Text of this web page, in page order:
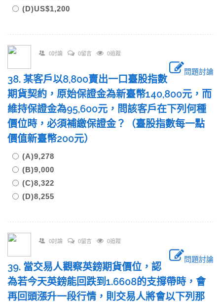
(D)US$1,200
0討論 0留言 0追蹤
問題討論
38. 某客戶以8,800賣出一口臺股指數
期貨契約，原始保證金為新臺幣140,800元，而
維持保證金為95,600元，問該客戶在下列何種
價位時，必須補繳保證金？（臺股指數每一點
價值新臺幣200元）
(A)9,278
(B)9,000
(C)8,322
(D)8,255
0討論 0留言 0追蹤
問題討論
39. 當交易人觀察英鎊期貨價位，認
為若今天英鎊能回跌到1.6608的支撐帶時，會
再回頭漲升一段行情，則交易人將會以下列那